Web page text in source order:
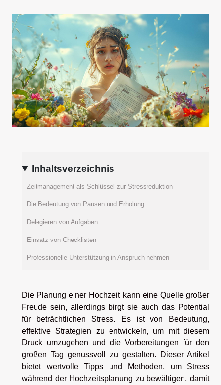
Inhaltsverzeichnis
Zeitmanagement als Schlüssel zur Stressreduktion
Die Bedeutung von Pausen und Erholung
Delegieren von Aufgaben
Einsatz von Checklisten
Professionelle Unterstützung in Anspruch nehmen
Die Planung einer Hochzeit kann eine Quelle großer
Freude sein, allerdings birgt sie auch das Potential
für beträchtlichen Stress. Es ist von Bedeutung,
effektive Strategien zu entwickeln, um mit diesem
Druck umzugehen und die Vorbereitungen für den
großen Tag genussvoll zu gestalten. Dieser Artikel
bietet wertvolle Tipps und Methoden, um Stress
während der Hochzeitsplanung zu bewältigen, damit